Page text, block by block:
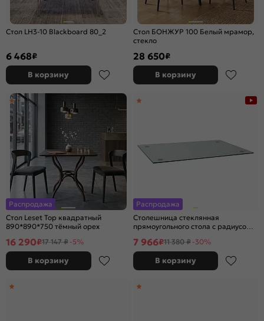
Стол LH3-10 Blackboard 80_2
6 468₽
В корзину
Стол БОНЖУР 100 Белый мрамор,
стекло
28 650₽
В корзину
Распродажа
Стол Leset Тор квадратный
890*890*750 тёмный орех
16 290₽17 147 ₽ -5%
В корзину
Распродажа
Столешница стеклянная
прямоугольного стола с радиусом
1200*800*10 (с 4 фланцами OС-1)
7 966₽11 380 ₽ -30%
В корзину